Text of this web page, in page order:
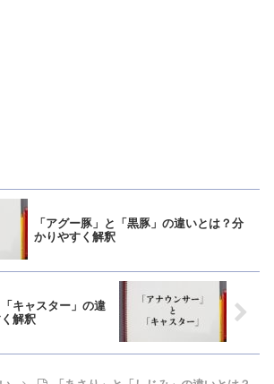
「アグー豚」と「黒豚」の違いとは？分
かりやすく解釈
キャスター」の違
解釈